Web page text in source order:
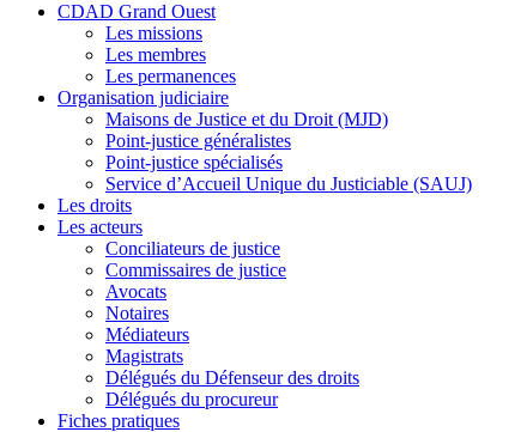
CDAD Grand Ouest
Les missions
Les membres
Les permanences
Organisation judiciaire
Maisons de Justice et du Droit (MJD)
Point-justice généralistes
Point-justice spécialisés
Service d’Accueil Unique du Justiciable (SAUJ)
Les droits
Les acteurs
Conciliateurs de justice
Commissaires de justice
Avocats
Notaires
Médiateurs
Magistrats
Délégués du Défenseur des droits
Délégués du procureur
Fiches pratiques